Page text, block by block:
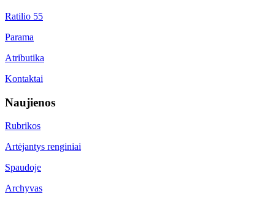
Ratilio 55
Parama
Atributika
Kontaktai
Naujienos
Rubrikos
Artėjantys renginiai
Spaudoje
Archyvas